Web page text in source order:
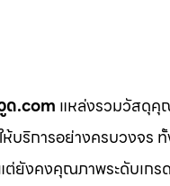
ด.com แหล่งรวมวัสดุคุ
บริการอย่างครบวงจร
ต่ยังคงคุณภาพระดับเ